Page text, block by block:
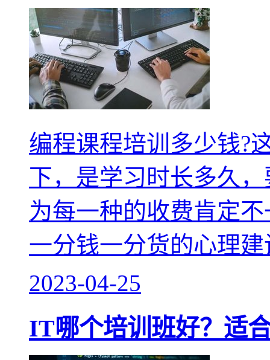
编程课程培训多少钱?
下，是学习时长多久
为每一种的收费肯定
一分钱一分货的心理建
2023-04-25
IT哪个培训班好？适